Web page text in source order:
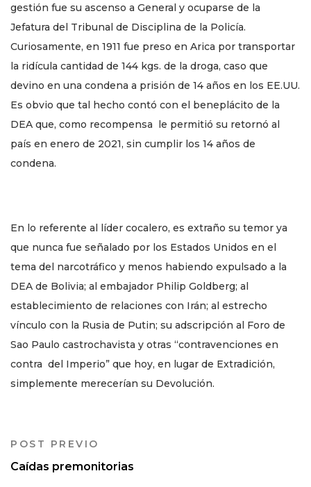
gestión fue su ascenso a General y ocuparse de la
Jefatura del Tribunal de Disciplina de la Policía.
Curiosamente, en 1911 fue preso en Arica por transportar
la ridícula cantidad de 144 kgs. de la droga, caso que
devino en una condena a prisión de 14 años en los EE.UU.
Es obvio que tal hecho contó con el beneplácito de la
DEA que, como recompensa le permitió su retornó al
país en enero de 2021, sin cumplir los 14 años de
condena.
En lo referente al líder cocalero, es extraño su temor ya
que nunca fue señalado por los Estados Unidos en el
tema del narcotráfico y menos habiendo expulsado a la
DEA de Bolivia; al embajador Philip Goldberg; al
establecimiento de relaciones con Irán; al estrecho
vínculo con la Rusia de Putin; su adscripción al Foro de
Sao Paulo castrochavista y otras “contravenciones en
contra del Imperio” que hoy, en lugar de Extradición,
simplemente merecerían su Devolución.
POST PREVIO
Caídas premonitorias